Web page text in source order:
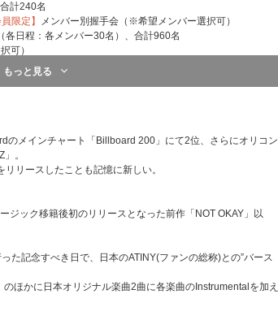
計240名
限定】
メンバー別握手会（※希望メンバー選択可）
日程：各メンバー30名）、合計960名
可）
各日程：各メンバー100名）、合計3,200名
名、合計800名
限定】
もっと見る
メインチャート「Billboard 200」にて2位、さらにオリコン
。
リースしたことも記憶に新しい。
ック移籍後初のリリースとなった前作「NOT OKAY」以
記念すべき日で、日本のATINY(ファンの総称)との”バース
ほかに日本オリジナル楽曲2曲に各楽曲のInstrumentalを加え